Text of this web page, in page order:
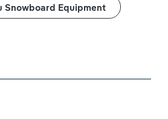
Snowboard Equipment